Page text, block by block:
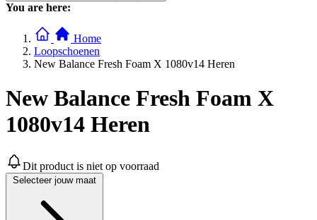
You are here:
Home
Loopschoenen
New Balance Fresh Foam X 1080v14 Heren
New Balance Fresh Foam X
1080v14 Heren
Dit product is niet op voorraad
Selecteer jouw maat